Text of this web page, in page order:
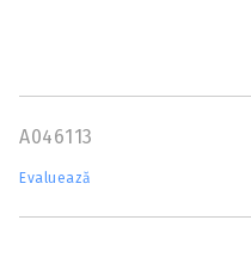
A046113
Evaluează